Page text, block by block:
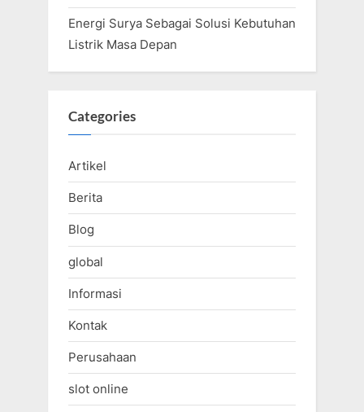
Energi Surya Sebagai Solusi Kebutuhan
Listrik Masa Depan
Categories
Artikel
Berita
Blog
global
Informasi
Kontak
Perusahaan
slot online